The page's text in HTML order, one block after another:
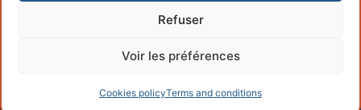
Refuser
Voir les préférences
Cookies policyTerms and conditions
Copyright © 2026 – Powered byCustomify